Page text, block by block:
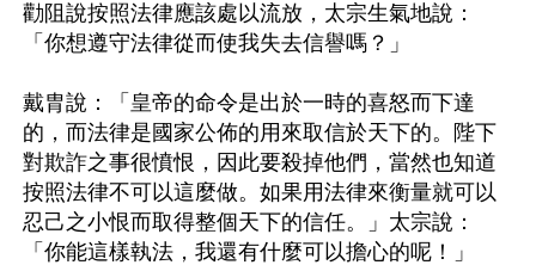
勸阻說按照法律應該處以流放，太宗生氣地說：
「你想遵守法律從而使我失去信譽嗎？」
戴胄說：「皇帝的命令是出於一時的喜怒而下達
的，而法律是國家公佈的用來取信於天下的。陛下
對欺詐之事很憤恨，因此要殺掉他們，當然也知道
按照法律不可以這麼做。如果用法律來衡量就可以
忍己之小恨而取得整個天下的信任。」太宗說：
「你能這樣執法，我還有什麼可以擔心的呢！」